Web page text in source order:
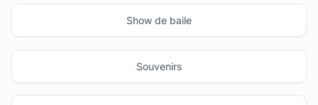
Show de baile
Souvenirs